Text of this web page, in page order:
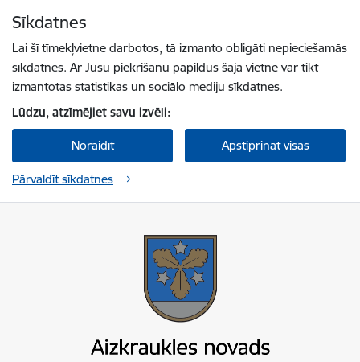
Sīkdatnes
Lai šī tīmekļvietne darbotos, tā izmanto obligāti nepieciešamās
sīkdatnes. Ar Jūsu piekrišanu papildus šajā vietnē var tikt
izmantotas statistikas un sociālo mediju sīkdatnes.
Lūdzu, atzīmējiet savu izvēli:
Noraidīt Apstiprināt visas
Pārvaldīt sīkdatnes